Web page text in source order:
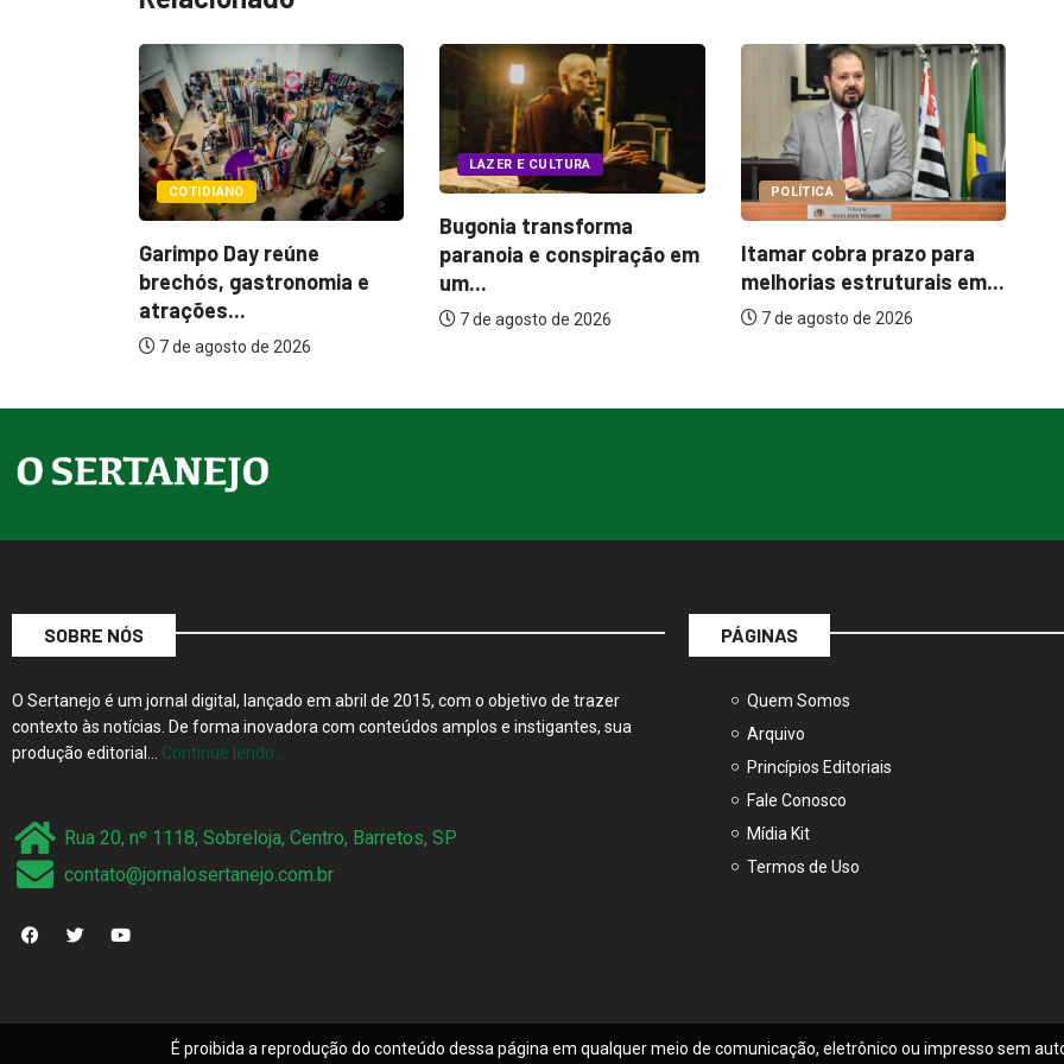
LAZER E CULTURA
Bugonia transforma
paranoia e conspiração em
um...
7 de agosto de 2026
POLÍTICA
Itamar cobra prazo para
melhorias estruturais em...
7 de agosto de 2026
COTIDIANO
Garimpo Day reúne
brechós, gastronomia e
atrações...
SOBRE NÓS
O Sertanejo é um jornal digital, lançado em abril de 2015, com o objetivo de trazer
contexto às notícias. De forma inovadora com conteúdos amplos e instigantes, sua
produção editorial… Continue lendo…
Rua 20, nº 1118, Sobreloja, Centro, Barretos, SP
contato@jornalosertanejo.com.br
PÁGINAS
Quem Somos
Arquivo
Princípios Editoriais
Fale Conosco
Mídia Kit
Termos de Uso
É proibida a reprodução do conteúdo dessa página em qualquer meio de comunicação, eletrônico ou impresso sem